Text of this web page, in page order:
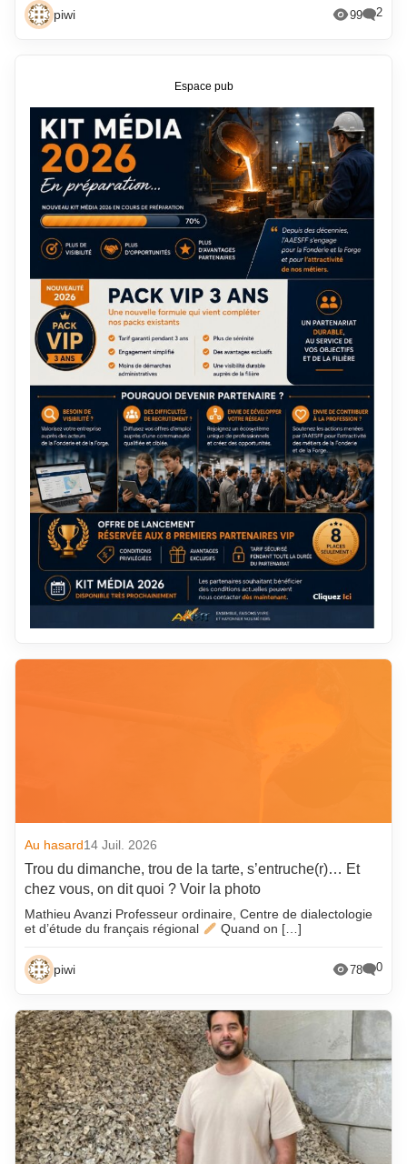
piwi 99 2
Au hasard14 Juil. 2026
Trou du dimanche, trou de la tarte, s’entruche(r)… Et
chez vous, on dit quoi ? Voir la photo
Mathieu Avanzi Professeur ordinaire, Centre de dialectologie
et d’étude du français régional
Quand on […]
piwi 78 0
Espace pub